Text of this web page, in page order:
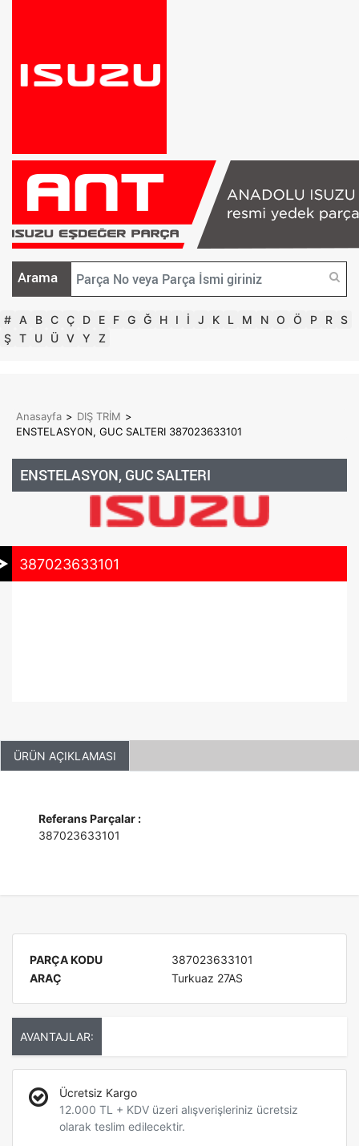
Arama
# A B C Ç D E F G Ğ H I İ J K L M N O Ö P R S
Ş T U Ü V Y Z
Anasayfa > DIŞ TRİM >
ENSTELASYON, GUC SALTERI 387023633101
ENSTELASYON, GUC SALTERI
387023633101
ÜRÜN AÇIKLAMASI
Referans Parçalar :
387023633101
PARÇA KODU
387023633101
ARAÇ
Turkuaz 27AS
AVANTAJLAR:
Ücretsiz Kargo
12.000 TL + KDV üzeri alışverişleriniz ücretsiz
olarak teslim edilecektir.